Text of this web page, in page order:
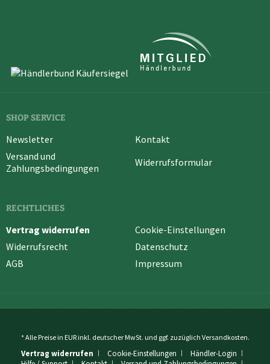
SHOP SERVICE
Newsletter
Kontakt
Versand und
Zahlungsbedingungen
Widerrufsformular
RECHTLICHES
Vertrag widerrufen
Cookie-Einstellungen
Widerrufsrecht
Datenschutz
AGB
Impressum
* Alle Preise in EUR inkl. deutscher MwSt. und ggf. zuzüglich Versandkosten.
Vertrag widerrufen Cookie-Einstellungen
Händler-Login